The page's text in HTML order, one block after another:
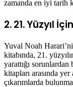
zamanda en iyi tarih
2. 21. Yüzyıl
Yuval Noah
kitabında, 21.
yarattığı
kitapları arasında
çıkarımlarda